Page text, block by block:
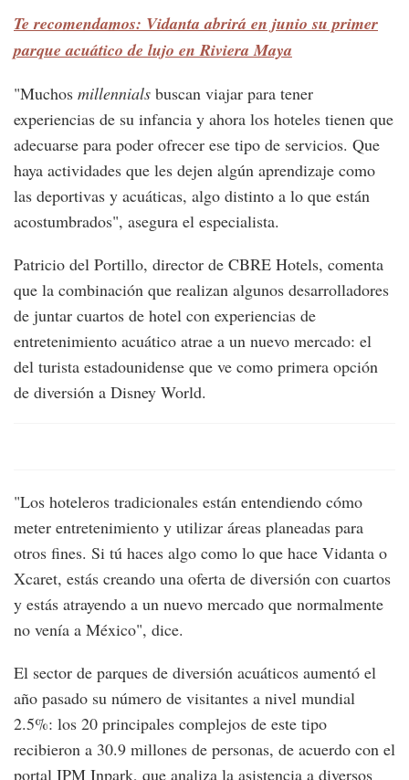
Te recomendamos: Vidanta abrirá en junio su primer
parque acuático de lujo en Riviera Maya
"Muchos millennials buscan viajar para tener
experiencias de su infancia y ahora los hoteles tienen que
adecuarse para poder ofrecer ese tipo de servicios. Que
haya actividades que les dejen algún aprendizaje como
las deportivas y acuáticas, algo distinto a lo que están
acostumbrados", asegura el especialista.
Patricio del Portillo, director de CBRE Hotels, comenta
que la combinación que realizan algunos desarrolladores
de juntar cuartos de hotel con experiencias de
entretenimiento acuático atrae a un nuevo mercado: el
del turista estadounidense que ve como primera opción
de diversión a Disney World.
"Los hoteleros tradicionales están entendiendo cómo
meter entretenimiento y utilizar áreas planeadas para
otros fines. Si tú haces algo como lo que hace Vidanta o
Xcaret, estás creando una oferta de diversión con cuartos
y estás atrayendo a un nuevo mercado que normalmente
no venía a México", dice.
El sector de parques de diversión acuáticos aumentó el
año pasado su número de visitantes a nivel mundial
2.5%: los 20 principales complejos de este tipo
recibieron a 30.9 millones de personas, de acuerdo con el
portal IPM Inpark, que analiza la asistencia a diversos